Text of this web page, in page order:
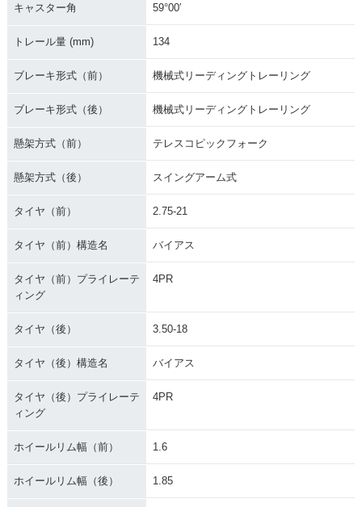
キャスター角 59°00′
トレール量 (mm) 134
ブレーキ形式（前） 機械式リーディングトレーリング
ブレーキ形式（後） 機械式リーディングトレーリング
懸架方式（前） テレスコピックフォーク
懸架方式（後） スイングアーム式
タイヤ（前） 2.75-21
タイヤ（前）構造名 バイアス
タイヤ（前）プライレーテ
ィング
4PR
タイヤ（後） 3.50-18
タイヤ（後）構造名 バイアス
タイヤ（後）プライレーテ
ィング
4PR
ホイールリム幅（前） 1.6
ホイールリム幅（後） 1.85